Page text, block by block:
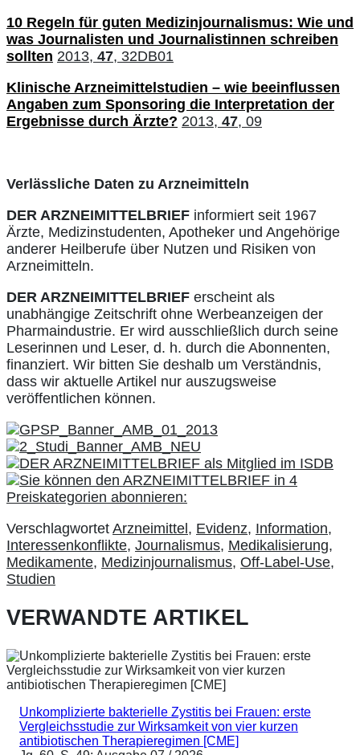
10 Regeln für guten Medizinjournalismus: Wie und
was Journalisten und Journalistinnen schreiben
sollten 2013, 47, 32DB01
Klinische Arzneimittelstudien – wie beeinflussen
Angaben zum Sponsoring die Interpretation der
Ergebnisse durch Ärzte? 2013, 47, 09
Verlässliche Daten zu Arzneimitteln
DER ARZNEIMITTELBRIEF informiert seit 1967
Ärzte, Medizinstudenten, Apotheker und Angehörige
anderer Heilberufe über Nutzen und Risiken von
Arzneimitteln.
DER ARZNEIMITTELBRIEF erscheint als
unabhängige Zeitschrift ohne Werbeanzeigen der
Pharmaindustrie. Er wird ausschließlich durch seine
Leserinnen und Leser, d. h. durch die Abonnenten,
finanziert. Wir bitten Sie deshalb um Verständnis,
dass wir aktuelle Artikel nur auszugsweise
veröffentlichen können.
Verschlagwortet Arzneimittel, Evidenz, Information,
Interessenkonflikte, Journalismus, Medikalisierung,
Medikamente, Medizinjournalismus, Off-Label-Use,
Studien
VERWANDTE ARTIKEL
Unkomplizierte bakterielle Zystitis bei Frauen: erste
Vergleichsstudie zur Wirksamkeit von vier kurzen
antibiotischen Therapieregimen [CME]